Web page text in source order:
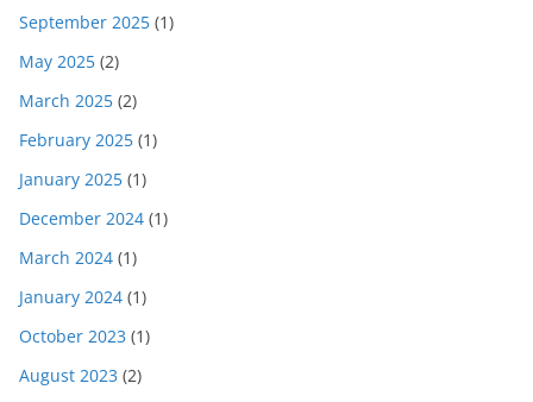
September 2025 (1)
May 2025 (2)
March 2025 (2)
February 2025 (1)
January 2025 (1)
December 2024 (1)
March 2024 (1)
January 2024 (1)
October 2023 (1)
August 2023 (2)